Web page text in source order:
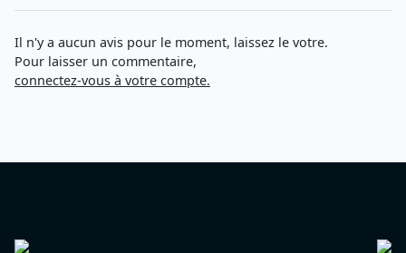
Agadir 99.7 Hz
Tétouan 87.8 Hz
Meknès 97.2 Hz
Essaouira 96.6
Il n'y a aucun avis pour le moment, laissez le votre.
Pour laisser un commentaire,
connectez-vous à votre compte.